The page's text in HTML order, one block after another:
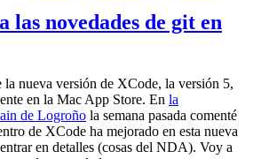
las novedades de git en
la nueva versión de XCode, la versión 5,
en la Mac App Store. En la
de Logroño la semana pasada comenté
de XCode ha mejorado en esta nueva
en detalles (cosas del NDA). Voy a